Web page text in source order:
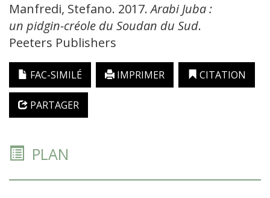
Manfredi, Stefano. 2017.Arabi Juba:
un pidgin-créole du Soudan du Sud.
Peeters Publishers
FAC-SIMILÉ IMPRIMER CITATION
PARTAGER
PLAN